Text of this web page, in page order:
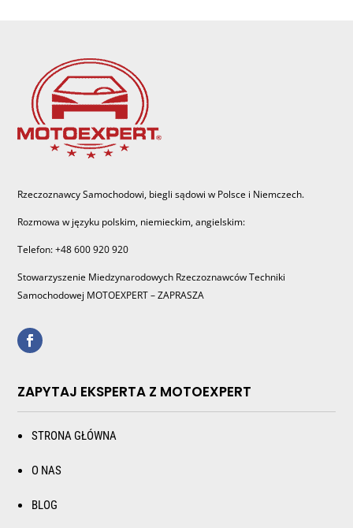
Rzeczoznawcy Samochodowi, biegli sądowi w Polsce i Niemczech.
Rozmowa w języku polskim, niemieckim, angielskim:
Telefon: +48 600 920 920
Stowarzyszenie Miedzynarodowych Rzeczoznawców Techniki
Samochodowej MOTOEXPERT – ZAPRASZA
ZAPYTAJ EKSPERTA Z MOTOEXPERT
STRONA GŁÓWNA
O NAS
BLOG